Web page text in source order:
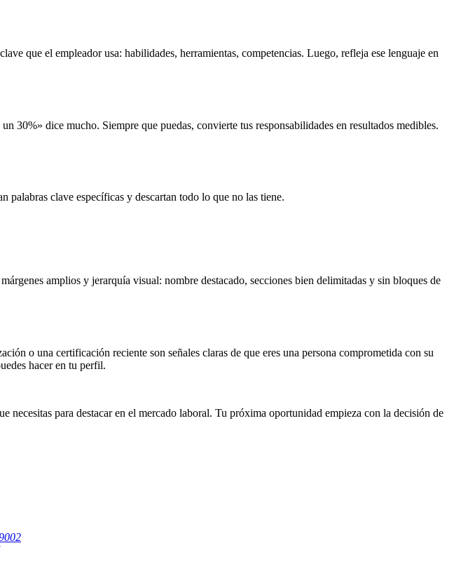
que el empleador usa: habilidades, herramientas, competencias. Luego, refleja ese lenguaje en
30%» dice mucho. Siempre que puedas, convierte tus responsabilidades en resultados medibles.
palabras clave específicas y descartan todo lo que no las tiene.
amplios y jerarquía visual: nombre destacado, secciones bien delimitadas y sin bloques de
o una certificación reciente son señales claras de que eres una persona comprometida con su
hacer en tu perfil.
para destacar en el mercado laboral. Tu próxima oportunidad empieza con la decisión de